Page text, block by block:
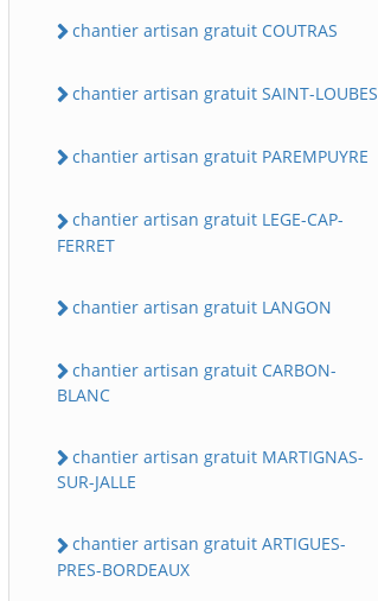
chantier artisan gratuit COUTRAS
chantier artisan gratuit SAINT-LOUBES
chantier artisan gratuit PAREMPUYRE
chantier artisan gratuit LEGE-CAP-
FERRET
chantier artisan gratuit LANGON
chantier artisan gratuit CARBON-
BLANC
chantier artisan gratuit MARTIGNAS-
SUR-JALLE
chantier artisan gratuit ARTIGUES-
PRES-BORDEAUX